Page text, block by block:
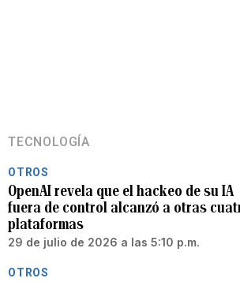
TECNOLOGÍA
OTROS
OpenAI revela que el hackeo de su IA
fuera de control alcanzó a otras
plataformas
29 de julio de 2026 a las 5:10 p.m.
OTROS